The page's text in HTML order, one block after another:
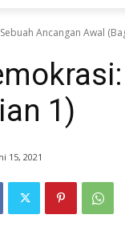
Ancangan Awal
1)
15, 2021